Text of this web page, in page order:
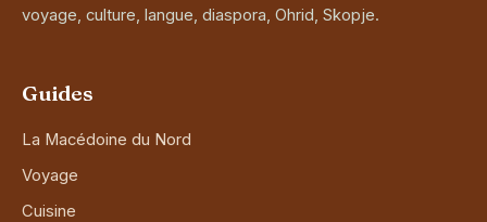
voyage, culture, langue, diaspora, Ohrid, Skopje.
Guides
La Macédoine du Nord
Voyage
Cuisine